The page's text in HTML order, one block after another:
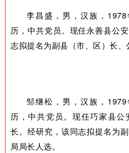
李昌盛，男，汉族，
历，中共党员。现任永善县公
志拟提名为副县（市、区）长、
邹继松，男，汉族，
历，中共党员。现任巧家县公
长。经研究，该同志拟提名为
局局长人选。